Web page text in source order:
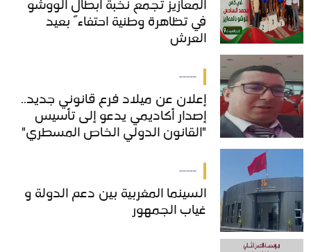
في تظاهرة وطنية احتفاءً بعيد
العرش
المعازيز تجمع نخبة أبطال الووشو
في تظاهرة وطنية احتفاءً بعيد
العرش
-----
إعلان عن ميلاد فرع قانوني جديد..
إصدار أكاديمي يدعو إلى تأسيس
"القانون الدولي الخاص المسطري"
بالمغرب
إعلان عن ميلاد فرع قانوني جديد..
إصدار أكاديمي يدعو إلى تأسيس
"القانون الدولي الخاص المسطري"
-----
السينما المغربية بين دعم الدولة و
غياب الجمهور
السينما المغربية بين دعم الدولة و
غياب الجمهور